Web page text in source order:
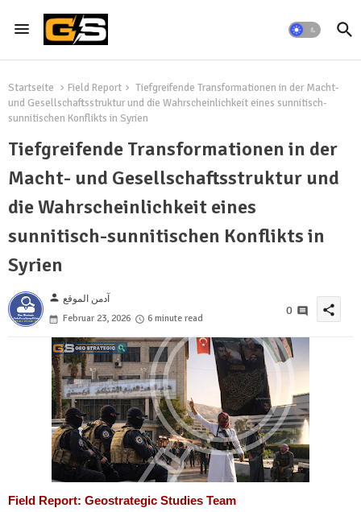
Startseite Field Report
Tiefgreifende Transformationen in der Macht-
und Gesellschaftsstruktur und die Wahrscheinlichkeit eines sunnitisch-
sunnitischen Konflikts in Syrien
Tiefgreifende Transformationen in der
Macht- und Gesellschaftsstruktur und
die Wahrscheinlichkeit eines
sunnitisch-sunnitischen Konflikts in
Syrien
person آدمن الموقع
Februar 23, 2026
6 minute read
0 share
Field Report: Geostrategic Studies Team